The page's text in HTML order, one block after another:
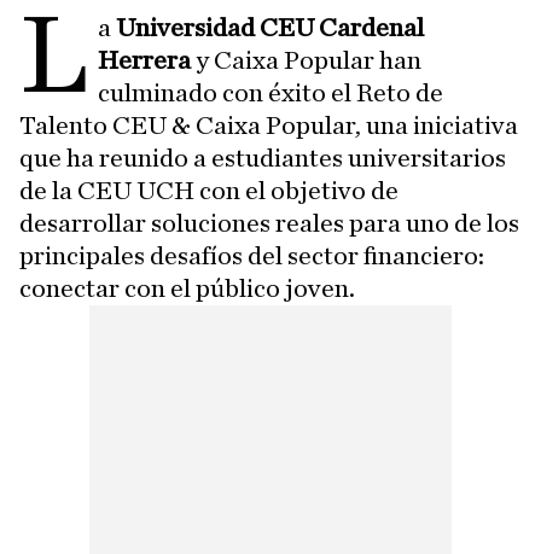
L aUniversidad CEU Cardenal
Herreray Caixa Popular han
culminado con éxito el Reto de
Talento CEU & Caixa Popular, una iniciativa
que ha reunido a estudiantes universitarios
de la CEU UCH con el objetivo de
desarrollar soluciones reales para uno de los
principales desafíos del sector financiero:
conectar con el público joven.